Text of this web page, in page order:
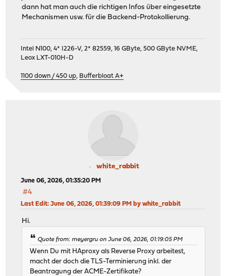
dann hat man auch die richtigen Infos über eingesetzte
Mechanismen usw. für die Backend-Protokollierung.
Intel N100, 4* I226-V, 2* 82559, 16 GByte, 500 GByte NVME,
Leox LXT-010H-D
1100 down / 450 up, Bufferbloat A+
white_rabbit
June 06, 2026, 01:35:20 PM
#4
Last Edit: June 06, 2026, 01:39:09 PM by white_rabbit
Hi.
Quote from: meyergru on June 06, 2026, 01:19:05 PM
Wenn Du mit HAproxy als Reverse Proxy arbeitest,
macht der doch die TLS-Terminierung inkl. der
Beantragung der ACME-Zertifikate?